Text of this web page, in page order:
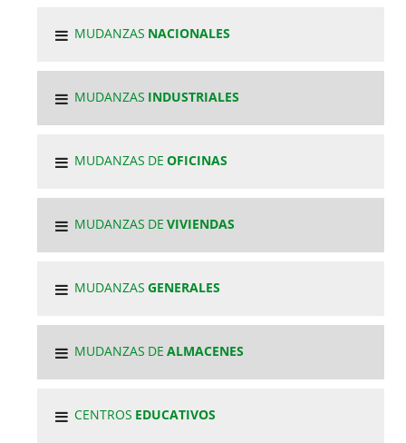
MUDANZAS NACIONALES
MUDANZAS INDUSTRIALES
MUDANZAS DEOFICINAS
MUDANZAS DEVIVIENDAS
MUDANZASGENERALES
MUDANZAS DEALMACENES
CENTROS EDUCATIVOS